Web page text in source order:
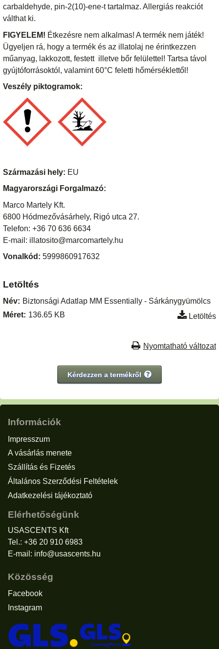
carbaldehyde, pin-2(10)-ene-t tartalmaz. Allergiás reakciót
válthat ki.
FIGYELEM! Étkezésre nem alkalmas! A termék nem játék!
Ügyeljen rá, hogy a termék és az illatolaj ne érintkezzen
műanyag, lakkozott, festett illetve bőr felülettel! Tartsa távol
gyújtóforrásoktól, valamint 60°C feletti hőmérséklettől!
Veszély piktogramok:
Származási hely: EU
Magyarországi Forgalmazó:
Marco Martely Kft.
6800 Hódmezővásárhely, Rigó utca 27.
Telefon: +36 70 636 6634
E-mail: illatosito@marcomartely.hu
Vonalkód: 5999860917632
Letöltés
Név: Biztonsági Adatlap MM Essentially - Sárkánygyümölcs
Méret: 136.65 KB Letöltés
Nyomtatható változat
Kérdezzen a termékről
Információk
Impresszum
A vásárlás menete
Szállítás és Fizetés
Általános Szerződési Feltételek
Adatkezelési tájékoztató
Elérhetőségünk
USASCENTS Kft
Tel.: +36 20 910 6983
E-mail: info@usascents.hu
Közösség
Facebook
Instagram